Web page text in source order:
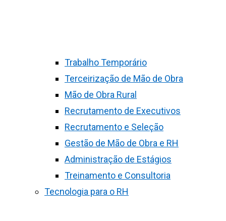
Trabalho Temporário
Terceirização de Mão de Obra
Mão de Obra Rural
Recrutamento de Executivos
Recrutamento e Seleção
Gestão de Mão de Obra e RH
Administração de Estágios
Treinamento e Consultoria
Tecnologia para o RH